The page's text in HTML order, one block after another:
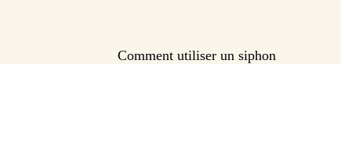
Comment utiliser un siphon